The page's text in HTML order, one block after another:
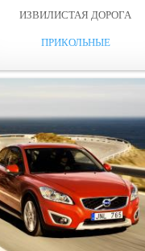
ИЗВИЛИСТАЯ ДОРОГА
ПРИКОЛЬНЫЕ